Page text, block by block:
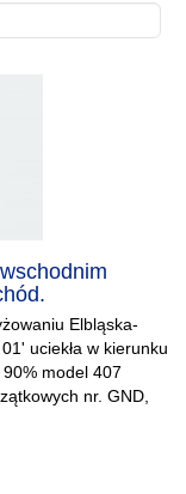
Elbląska-
uciekła w kierunku
model 407
nr. GND,